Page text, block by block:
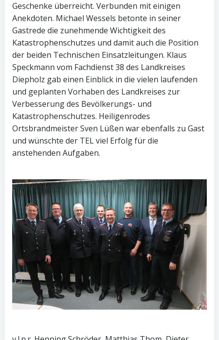
Geschenke überreicht. Verbunden mit einigen
Anekdoten. Michael Wessels betonte in seiner
Gastrede die zunehmende Wichtigkeit des
Katastrophenschutzes und damit auch die Position
der beiden Technischen Einsatzleitungen. Klaus
Speckmann vom Fachdienst 38 des Landkreises
Diepholz gab einen Einblick in die vielen laufenden
und geplanten Vorhaben des Landkreises zur
Verbesserung des Bevölkerungs- und
Katastrophenschutzes. Heiligenrodes
Ortsbrandmeister Sven Lüßen war ebenfalls zu Gast
und wünschte der TEL viel Erfolg für die
anstehenden Aufgaben.